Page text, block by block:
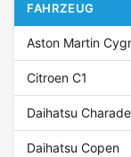
FAHRZEUG
Aston Martin
Citroen C1
Daihatsu Charade
Daihatsu Copen